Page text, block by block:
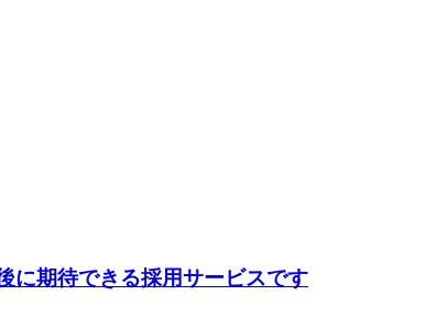
に期待できる採用サービスです